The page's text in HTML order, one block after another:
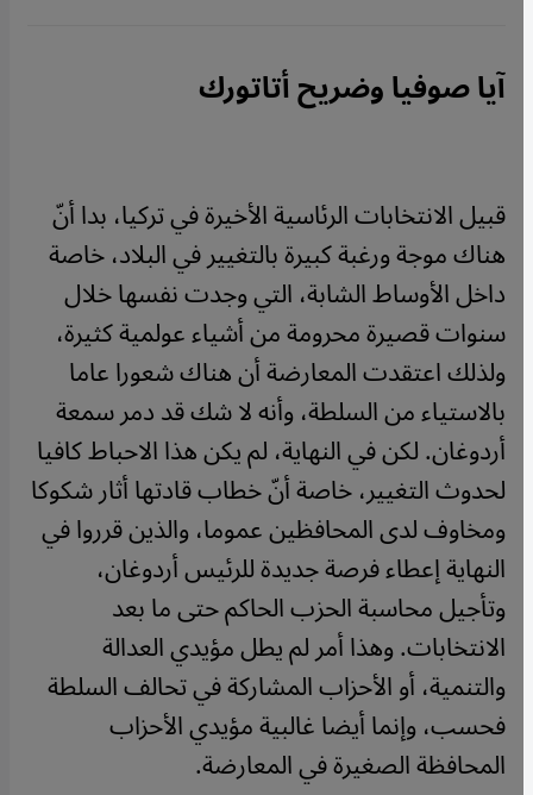
آيا صوفيا وضريح أتاتورك
قبيل الانتخابات الرئاسية الأخيرة في تركيا، بدا أنّ
هناك موجة ورغبة كبيرة بالتغيير في البلاد، خاصة
داخل الأوساط الشابة، التي وجدت نفسها خلال
سنوات قصيرة محرومة من أشياء عولمية كثيرة،
ولذلك اعتقدت المعارضة أن هناك شعورا عاما
بالاستياء من السلطة، وأنه لا شك قد دمر سمعة
أردوغان. لكن في النهاية، لم يكن هذا الاحباط كافيا
لحدوث التغيير، خاصة أنّ خطاب قادتها أثار شكوكا
ومخاوف لدى المحافظين عموما، والذين قرروا في
النهاية إعطاء فرصة جديدة للرئيس أردوغان،
وتأجيل محاسبة الحزب الحاكم حتى ما بعد
الانتخابات. وهذا أمر لم يطل مؤيدي العدالة
والتنمية، أو الأحزاب المشاركة في تحالف السلطة
فحسب، وإنما أيضا غالبية مؤيدي الأحزاب
المحافظة الصغيرة في المعارضة.